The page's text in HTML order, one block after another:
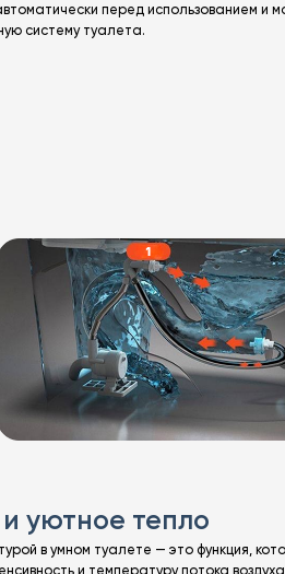
перед использованием и
систему туалета.
уютное тепло
в умном туалете — это функция,
и температуру потока